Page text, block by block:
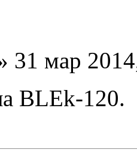
31 мар
BLEk-120.